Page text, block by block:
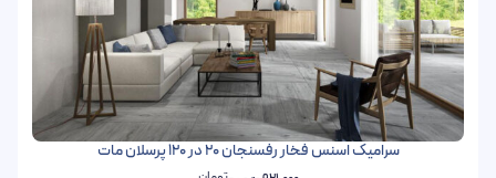
سرامیک اسنس فخار رفسنجان 20 در 120 پرسلان مات